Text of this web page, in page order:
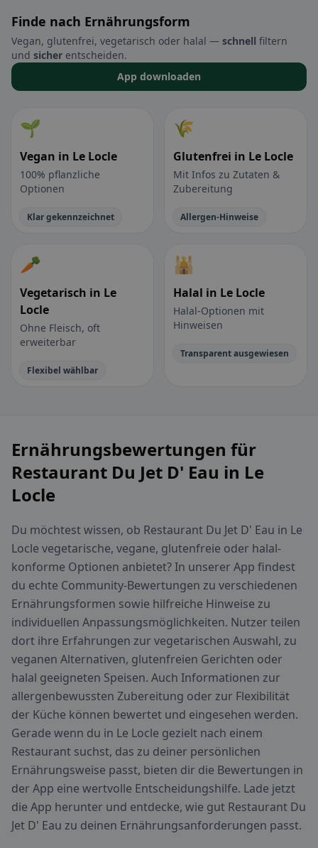
Finde nach Ernährungsform
Vegan, glutenfrei, vegetarisch oder halal — schnell filtern
und sicher entscheiden.
App downloaden
🌱
Vegan in Le Locle
100% pflanzliche
Optionen
Klar gekennzeichnet
🌾
Glutenfrei in Le Locle
Mit Infos zu Zutaten &
Zubereitung
Allergen-Hinweise
🥕
Vegetarisch in Le
Locle
Ohne Fleisch, oft
erweiterbar
Flexibel wählbar
🕌
Halal in Le Locle
Halal-Optionen mit
Hinweisen
Transparent ausgewiesen
Ernährungsbewertungen für
Restaurant Du Jet D' Eau in Le
Locle
Du möchtest wissen, ob Restaurant Du Jet D' Eau in Le
Locle vegetarische, vegane, glutenfreie oder halal-
konforme Optionen anbietet? In unserer App findest
du echte Community-Bewertungen zu verschiedenen
Ernährungsformen sowie hilfreiche Hinweise zu
individuellen Anpassungsmöglichkeiten. Nutzer teilen
dort ihre Erfahrungen zur vegetarischen Auswahl, zu
veganen Alternativen, glutenfreien Gerichten oder
halal geeigneten Speisen. Auch Informationen zur
allergenbewussten Zubereitung oder zur Flexibilität
der Küche können bewertet und eingesehen werden.
Gerade wenn du in Le Locle gezielt nach einem
Restaurant suchst, das zu deiner persönlichen
Ernährungsweise passt, bieten dir die Bewertungen in
der App eine wertvolle Entscheidungshilfe. Lade jetzt
die App herunter und entdecke, wie gut Restaurant Du
Jet D' Eau zu deinen Ernährungsanforderungen passt.